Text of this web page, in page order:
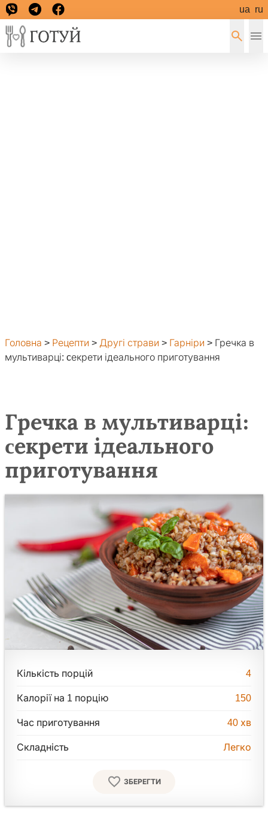
ua ru
Головна > Рецепти > Другі страви > Гарніри > Гречка в
мультиварці: cекрети ідеального приготування
Гречка в мультиварці:
cекрети ідеального
приготування
Кількість порцій 4
Калорії на 1 порцію 150
Час приготування 40 хв
Складність Легко
ЗБЕРЕГТИ